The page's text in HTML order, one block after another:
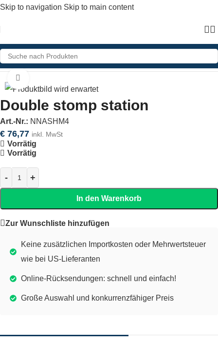
Skip to navigation Skip to main content
Home»Shop»Double stomp station
Double stomp station
Art.-Nr.: NNASHM4
€ 76,77 inkl. MwSt
Vorrätig
Vorrätig
In den Warenkorb
Zur Wunschliste hinzufügen
Keine zusätzlichen Importkosten oder Mehrwertsteuer
wie bei US-Lieferanten
Online-Rücksendungen: schnell und einfach!
Große Auswahl und konkurrenzfähiger Preis